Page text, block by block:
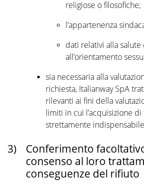
religiose o filosofiche;
l’appartenenza
dati relativi alla salute
all’orientamento
sia necessaria alla
richiesta, Italianway SpA
rilevanti ai fini della
limiti in cui l’acquisizione
strettamente
3)
Conferimento
consenso al loro
conseguenze del rifiuto